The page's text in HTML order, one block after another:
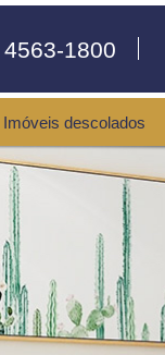
4563-1800
Imóveis descolados